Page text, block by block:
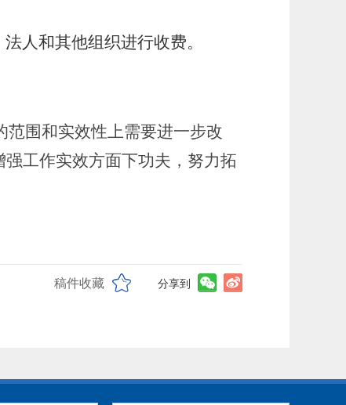
人和其他组织进行收费。
范围和实效性上需要进一步改
工作实效方面下功夫，努力拓
稿件收藏 分享到